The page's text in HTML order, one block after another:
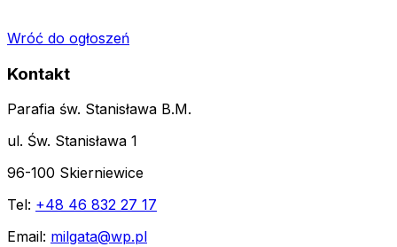
Wróć do ogłoszeń
Kontakt
Parafia św. Stanisława B.M.
ul. Św. Stanisława 1
96-100 Skierniewice
Tel: +48 46 832 27 17
Email: milgata@wp.pl